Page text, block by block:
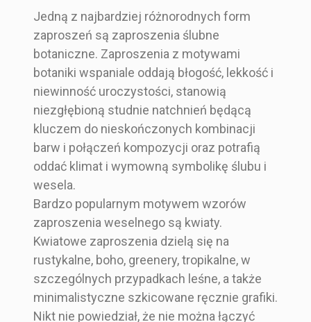
Jedną z najbardziej różnorodnych form
zaproszeń są zaproszenia ślubne
botaniczne. Zaproszenia z motywami
botaniki wspaniale oddają błogość, lekkość i
niewinność uroczystości, stanowią
niezgłębioną studnie natchnień będącą
kluczem do nieskończonych kombinacji
barw i połączeń kompozycji oraz potrafią
oddać klimat i wymowną symbolikę ślubu i
wesela.
Bardzo popularnym motywem wzorów
zaproszenia weselnego są kwiaty.
Kwiatowe zaproszenia dzielą się na
rustykalne, boho, greenery, tropikalne, w
szczególnych przypadkach leśne, a także
minimalistyczne szkicowane ręcznie grafiki.
Nikt nie powiedział, że nie można łączyć